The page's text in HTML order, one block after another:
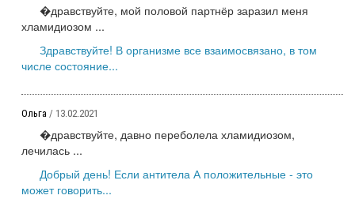
�дравствуйте, мой половой партнёр заразил меня
хламидиозом ...
Здравствуйте! В организме все взаимосвязано, в том
числе состояние...
Ольга / 13.02.2021
�дравствуйте, давно переболела хламидиозом,
лечилась ...
Добрый день! Если антитела А положительные - это
может говорить...